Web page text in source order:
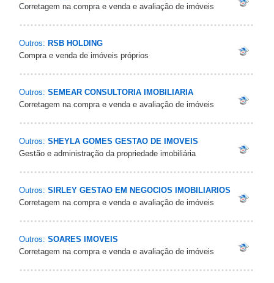
Corretagem na compra e venda e avaliação de imóveis
Outros: RSB HOLDING
Compra e venda de imóveis próprios
Outros: SEMEAR CONSULTORIA IMOBILIARIA
Corretagem na compra e venda e avaliação de imóveis
Outros: SHEYLA GOMES GESTAO DE IMOVEIS
Gestão e administração da propriedade imobiliária
Outros: SIRLEY GESTAO EM NEGOCIOS IMOBILIARIOS
Corretagem na compra e venda e avaliação de imóveis
Outros: SOARES IMOVEIS
Corretagem na compra e venda e avaliação de imóveis